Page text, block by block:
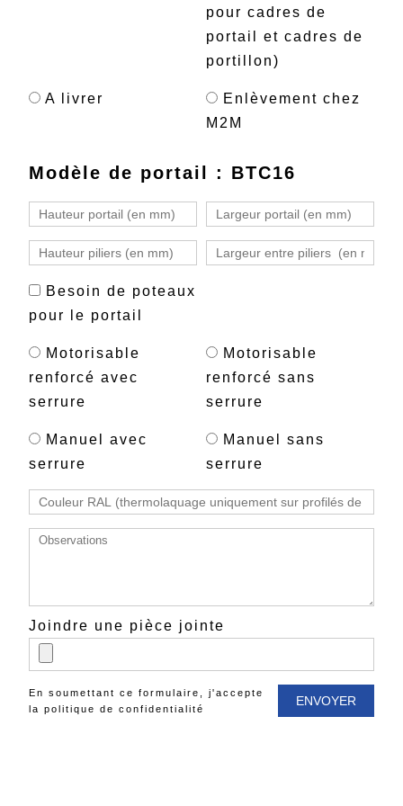
pour cadres de
portail et cadres de
portillon)
A livrer
Enlèvement chez
M2M
Modèle de portail : BTC16
Besoin de poteaux
pour le portail
Motorisable
renforcé avec
serrure
Motorisable
renforcé sans
serrure
Manuel avec
serrure
Manuel sans
serrure
Joindre une pièce jointe
En soumettant ce formulaire, j'accepte
lapolitique de confidentialité